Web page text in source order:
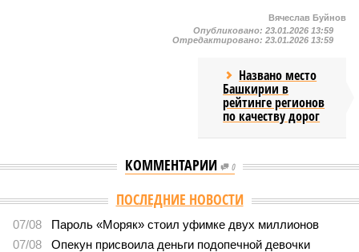
Вячеслав Буйнов
Опубликовано: 23.01.2026 13:59
Отредактировано: 23.01.2026 13:59
Названо место
Башкирии в
рейтинге регионов
по качеству дорог
КОММЕНТАРИИ 0
ПОСЛЕДНИЕ НОВОСТИ
07/08
Пароль «Моряк» стоил уфимке двух миллионов
07/08
Опекун присвоила деньги подопечной девочки